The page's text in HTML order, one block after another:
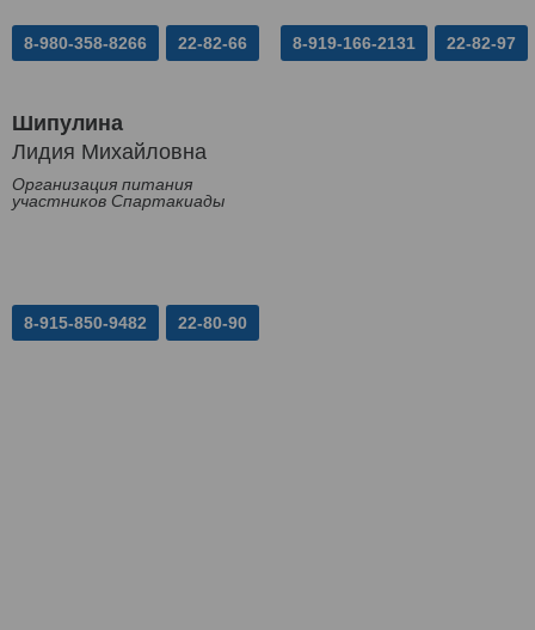
8-980-358-8266 22-82-66 8-919-166-2131 22-82-97
Шипулина
Лидия Михайловна
Организация питания
участников Спартакиады
8-915-850-9482 22-80-90